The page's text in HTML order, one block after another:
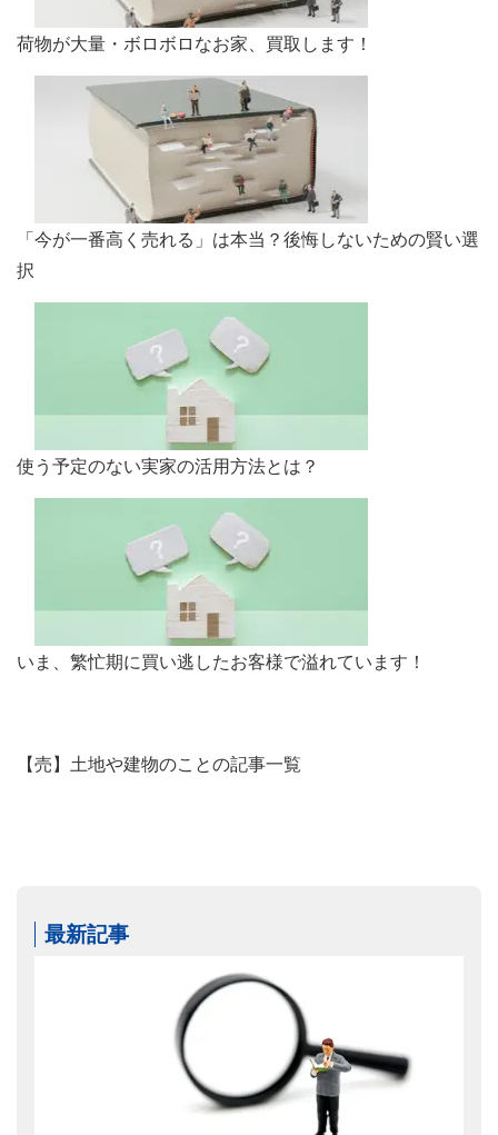
荷物が大量・ボロボロなお家、買取します！
「今が一番高く売れる」は本当？後悔しないための賢い選
択
使う予定のない実家の活用方法とは？
いま、繁忙期に買い逃したお客様で溢れています！
【売】土地や建物のことの記事一覧
最新記事